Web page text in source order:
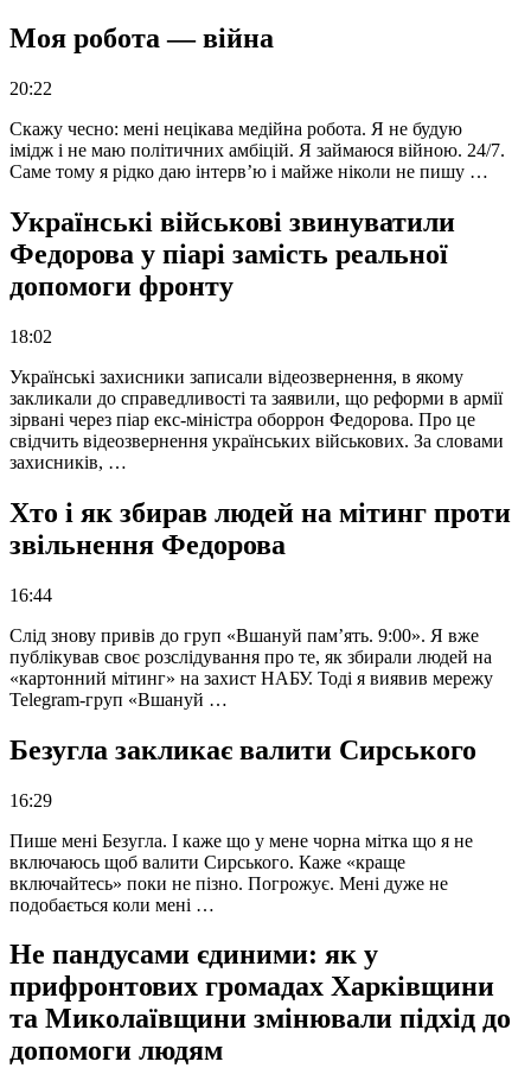
Моя робота — війна
20:22
Скажу чесно: мені нецікава медійна робота. Я не будую
імідж і не маю політичних амбіцій. Я займаюся війною. 24/7.
Саме тому я рідко даю інтерв’ю і майже ніколи не пишу …
Українські військові звинуватили
Федорова у піарі замість реальної
допомоги фронту
18:02
Українські захисники записали відеозвернення, в якому
закликали до справедливості та заявили, що реформи в армії
зірвані через піар екс-міністра оборрон Федорова. Про це
свідчить відеозвернення українських військових. За словами
захисників, …
Хто і як збирав людей на мітинг проти
звільнення Федорова
16:44
Слід знову привів до груп «Вшануй пам’ять. 9:00». Я вже
публікував своє розслідування про те, як збирали людей на
«картонний мітинг» на захист НАБУ. Тоді я виявив мережу
Telegram-груп «Вшануй …
Безугла закликає валити Сирського
16:29
Пише мені Безугла. І каже що у мене чорна мітка що я не
включаюсь щоб валити Сирського. Каже «краще
включайтесь» поки не пізно. Погрожує. Мені дуже не
подобається коли мені …
Не пандусами єдиними: як у
прифронтових громадах Харківщини
та Миколаївщини змінювали підхід до
допомоги людям